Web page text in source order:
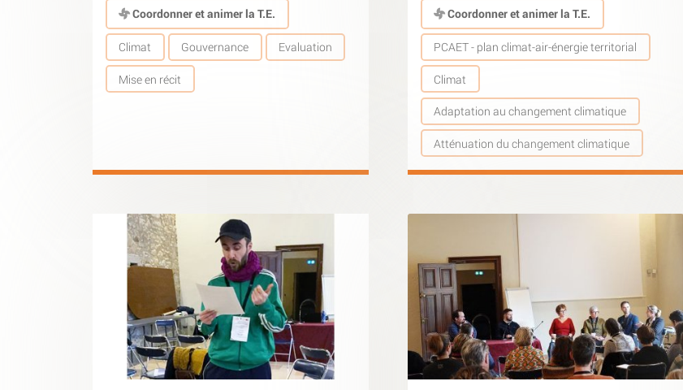
Coordonner et animer la T.E.
Climat Gouvernance Evaluation
Mise en récit
Coordonner et animer la T.E.
PCAET - plan climat-air-énergie territorial
Climat
Adaptation au changement climatique
Atténuation du changement climatique